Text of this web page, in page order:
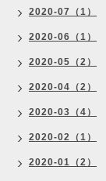
2020-07（1）
2020-06（1）
2020-05（2）
2020-04（2）
2020-03（4）
2020-02（1）
2020-01（2）